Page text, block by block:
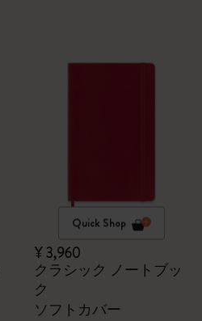
Quick Shop
¥ 3,960
クラシック ノートブッ
ク
ソフトカバー